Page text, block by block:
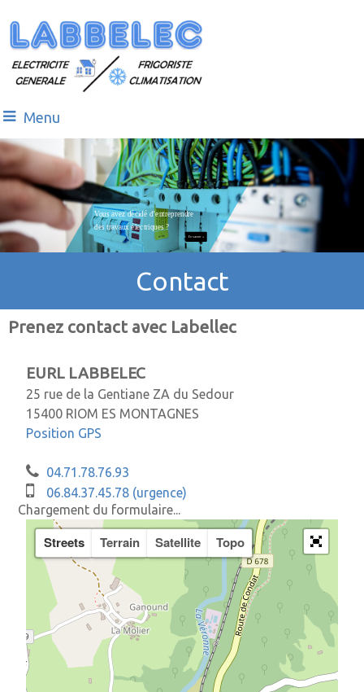
Menu
Vous avez décidé d’entreprendre
des travaux électriques ?
En savoir +
Contact
Prenez contact avec Labellec
EURL LABBELEC
25 rue de la Gentiane ZA du Sedour
15400 RIOM ES MONTAGNES
Position GPS
04.71.78.76.93
06.84.37.45.78 (urgence)
Chargement du formulaire...
Streets Terrain Satellite Topo